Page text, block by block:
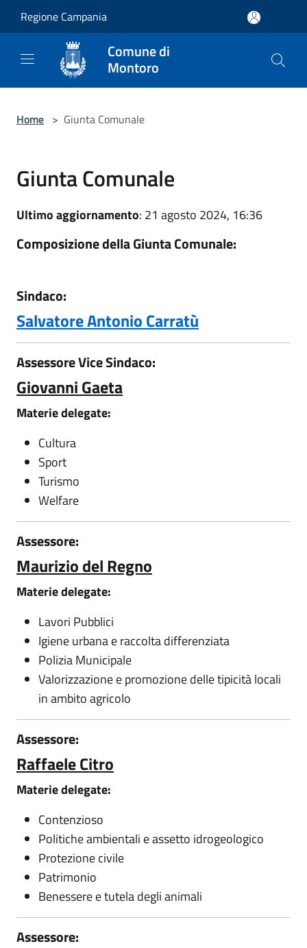
Regione Campania
Comune di
Montoro
Home > Giunta Comunale
Giunta Comunale
Ultimo aggiornamento: 21 agosto 2024, 16:36
Composizione della Giunta Comunale:
Sindaco:
Salvatore Antonio Carratù
Assessore Vice Sindaco:
Giovanni Gaeta
Materie delegate:
Cultura
Sport
Turismo
Welfare
Assessore:
Maurizio del Regno
Materie delegate:
Lavori Pubblici
Igiene urbana e raccolta differenziata
Polizia Municipale
Valorizzazione e promozione delle tipicità locali
in ambito agricolo
Assessore:
Raffaele Citro
Materie delegate:
Contenzioso
Politiche ambientali e assetto idrogeologico
Protezione civile
Patrimonio
Benessere e tutela degli animali
Assessore: